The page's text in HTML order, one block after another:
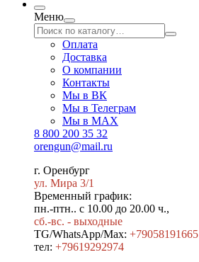
Меню
Оплата
Доставка
О компании
Контакты
Мы в ВК
Мы в Телеграм
Мы в МAX
8 800 200 35 32
orengun@mail.ru
г. Оренбург
ул. Мира 3/1
Временный график:
пн.-птн.. с 10.00 до 20.00 ч.,
сб.-вс. - выходные
TG/WhatsApp/Max: +79058191665
тел: +79619292974